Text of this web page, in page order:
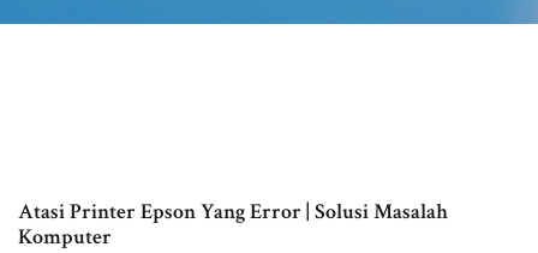
Atasi Printer Epson Yang Error | Solusi Masalah
Komputer